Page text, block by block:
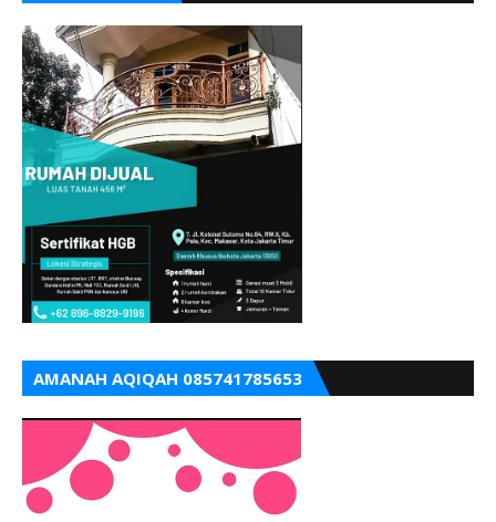
AMANAH AQIQAH 085741785653